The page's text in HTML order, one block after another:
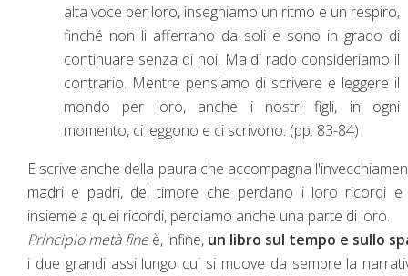
alta voce per loro, insegniamo un ritmo e un respiro,
finché non li afferrano da soli e sono in grado di
continuare senza di noi. Ma di rado consideriamo il
contrario. Mentre pensiamo di scrivere e leggere il
mondo per loro, anche i nostri figli, in ogni
momento, ci leggono e ci scrivono. (pp. 83-84)
E scrive anche della paura che accompagna
madri e padri, del timore che perdano i loro ricordi e
insieme a quei ricordi, perdiamo anche una parte di loro.
Principio metà fineè, infine, un libro sul tempo e sullo
i due grandi assi lungo cui si muove da sempre la